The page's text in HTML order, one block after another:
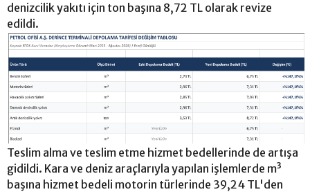
denizcilik yakıtı için ton başına 8,72 TL olarak revize
edildi.
Teslim alma ve teslim etme hizmet bedellerinde de artışa
gidildi. Kara ve deniz araçlarıyla yapılan işlemlerde m³
başına hizmet bedeli motorin türlerinde 39,24 TL'den